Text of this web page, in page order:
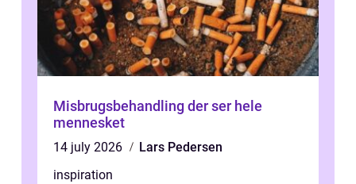
Misbrugsbehandling der ser hele
mennesket
14 july 2026
Lars Pedersen
inspiration